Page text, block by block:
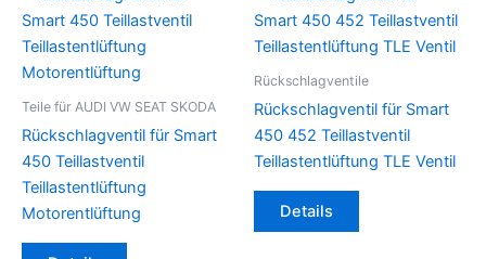
Teile für AUDI VW SEAT SKODA
Rückschlagventil für Smart
450 Teillastventil
Teillastentlüftung
Motorentlüftung
Rückschlagventile
Rückschlagventil für Smart
450 452 Teillastventil
Teillastentlüftung TLE Ventil
Details